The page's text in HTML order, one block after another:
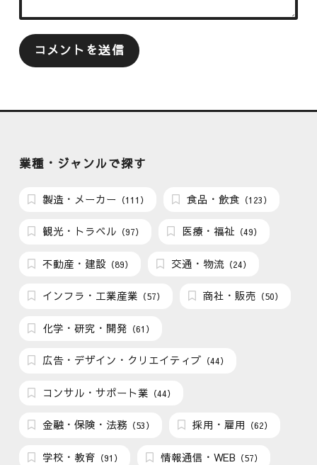
業種・ジャンルで探す
製造・メーカー （111） 食品・飲食 （123）
観光・トラベル （97） 医療・福祉 （49）
不動産・建設 （89） 交通・物流 （24）
インフラ・工業産業 （57） 商社・販売 （50）
化学・研究・開発 （61）
広告・デザイン・クリエイティブ （44）
コンサル・サポート業 （44）
金融・保険・法務 （53） 採用・雇用 （62）
学校・教育 （91） 情報通信・WEB （57）